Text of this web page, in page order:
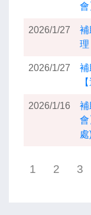
會
2026/1/27
補
理
2026/1/27
補
2026/1/16
補
會
處
1 2 3